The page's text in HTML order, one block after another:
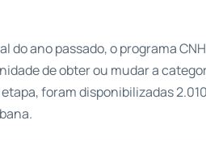
do ano passado, o programa
de obter ou mudar a
foram disponibilizadas